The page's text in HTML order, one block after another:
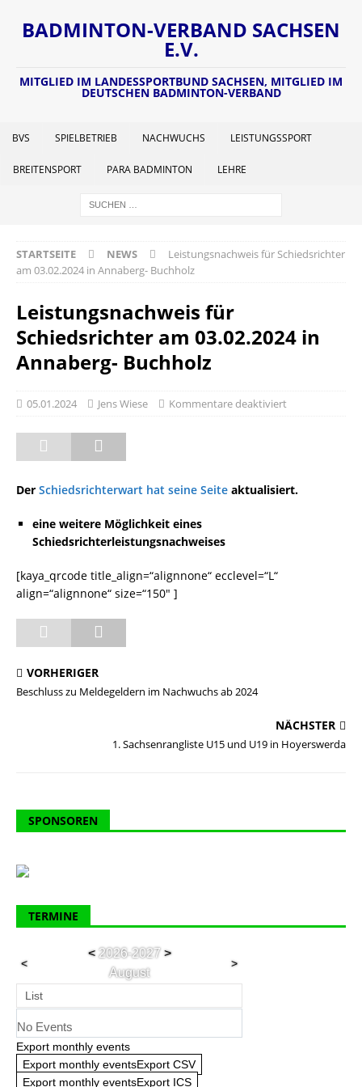
BADMINTON-VERBAND SACHSEN
E.V.
MITGLIED IM LANDESSPORTBUND SACHSEN, MITGLIED IM
DEUTSCHEN BADMINTON-VERBAND
BVS SPIELBETRIEB NACHWUCHS LEISTUNGSSPORT
BREITENSPORT PARA BADMINTON LEHRE
STARTSEITE NEWS
Leistungsnachweis für Schiedsrichter
am 03.02.2024 in Annaberg- Buchholz
Leistungsnachweis für
Schiedsrichter am 03.02.2024 in
Annaberg- Buchholz
05.01.2024 Jens Wiese Kommentare deaktiviert
Der Schiedsrichterwart hat seine Seite aktualisiert.
eine weitere Möglichkeit eines
Schiedsrichterleistungsnachweises
[kaya_qrcode title_align=“alignnone“ ecclevel=“L“
align=“alignnone“ size=“150″ ]
VORHERIGER
Beschluss zu Meldegeldern im Nachwuchs ab 2024
NÄCHSTER
1. Sachsenrangliste U15 und U19 in Hoyerswerda
SPONSOREN
TERMINE
<
<2026-2027 >
August
>
List
No Events
Export monthly events
Export monthly eventsExport CSV
Export monthly eventsExport ICS